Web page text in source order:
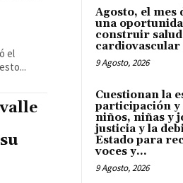
el
Agosto, el mes
una
construir salud
cardiovascular
9 Agosto, 2026
Cuestionan la
participación y
niños, niñas y
justicia y la
Estado para
voces y...
9 Agosto, 2026